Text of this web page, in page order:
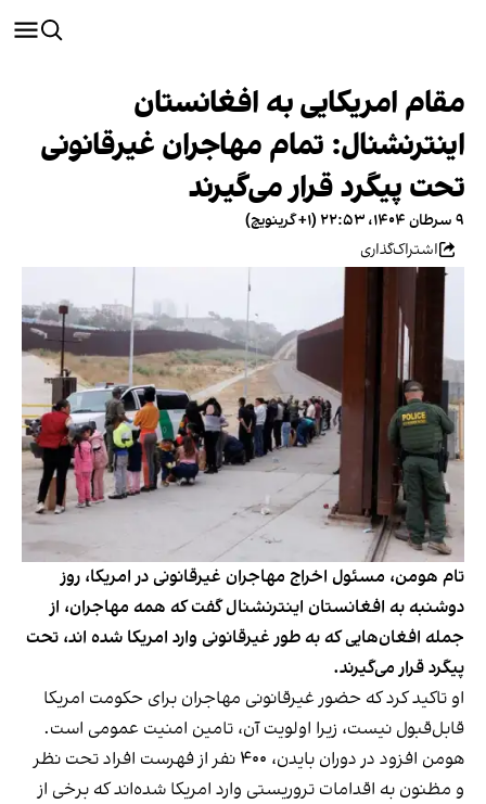
مقام امریکایی به افغانستان
اینترنشنال: تمام مهاجران غیرقانونی
تحت پیگرد قرار می‌گیرند
۹ سرطان ۱۴۰۴، ۲۲:۵۳ (‎+۱ گرینویچ)
اشتراک‌گذاری
تام هومن، مسئول اخراج مهاجران غیرقانونی در امریکا، روز
دوشنبه به افغانستان اینترنشنال گفت که همه مهاجران، از
جمله افغان‌هایی که به طور غیرقانونی وارد امریکا شده اند، تحت
پیگرد قرار می‌گیرند.
او تاکید کرد که حضور غیرقانونی مهاجران برای حکومت امریکا
قابل‌قبول نیست، زیرا اولویت آن، تامین امنیت عمومی است.
هومن افزود در دوران بایدن، ۴۰۰ نفر از فهرست افراد تحت نظر
و مظنون به اقدامات تروریستی وارد امریکا شده‌اند که برخی از